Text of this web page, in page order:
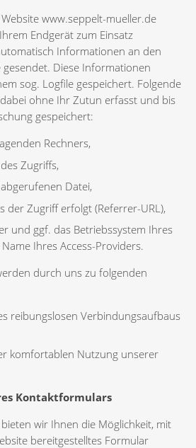
www.seppelt-mueller.de
Endgerät zum Einsatz
Informationen an den
gesendet. Diese Informationen
sog. Logfile gespeichert. Folgende
ohne Ihr Zutun erfasst und bis
gespeichert:
Rechners,
Zugriffs,
Datei,
der Zugriff erfolgt (Referrer-URL),
und ggf. das Betriebssystem Ihres
Ihres Access-Providers.
durch uns zu folgenden
reibungslosen Verbindungsaufbaus
komfortablen Nutzung unserer
Kontaktformulars
wir Ihnen die Möglichkeit, mit
bereitgestelltes Formular